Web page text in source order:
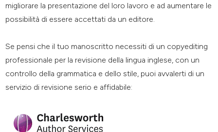
migliorare la presentazione del loro lavoro e ad aumentare le
possibilità di essere accettati da un editore.
Se pensi che il tuo manoscritto necessiti di un copyediting
professionale per la revisione della lingua inglese, con un
controllo della grammatica e dello stile, puoi avvalerti di un
servizio di revisione serio e affidabile: